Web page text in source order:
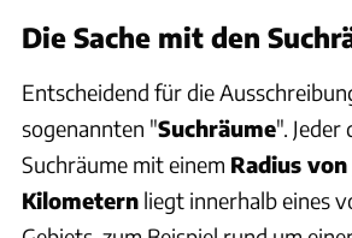
Die Sache mit den
Entscheidend für die
sogenannten "Suchräume".
Suchräume mit einem Radius
Kilometern liegt innerhalb eines